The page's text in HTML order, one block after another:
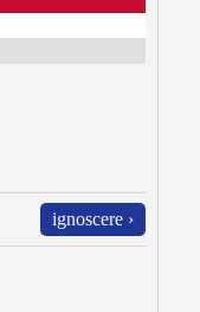
ignoscere ›